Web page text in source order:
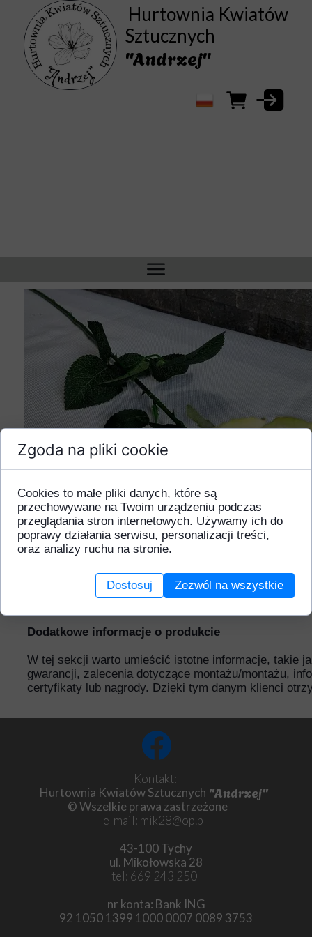
Hurtownia Kwiatów
Sztucznych
"Andrzej"
Dodatkowe informacje o produkcie
W tej sekcji warto umieścić istotne informacje, takie
gwarancji, zalecenia dotyczące montażu/montażu,
certyfikaty lub nagrody. Dzięki tym danym klienci
Kontakt:
Hurtownia Kwiatów Sztucznych "Andrzej"
© Wszelkie prawa zastrzeżone
e-mail: mik28@op.pl
43-100 Tychy
ul. Mikołowska 28
tel: 669 243 250
nr konta: Bank ING
92 1050 1399 1000 0007 0089 3753
Zgoda na pliki cookie
Cookies to małe pliki danych, które są
przechowywane na Twoim urządzeniu podczas
przeglądania stron internetowych. Używamy ich do
poprawy działania serwisu, personalizacji treści,
oraz analizy ruchu na stronie.
Dostosuj Zezwól na wszystkie